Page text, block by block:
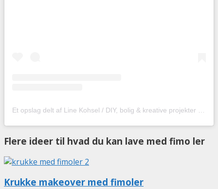
Flere ideer til hvad du kan lave med fimo ler
Krukke makeover med fimoler